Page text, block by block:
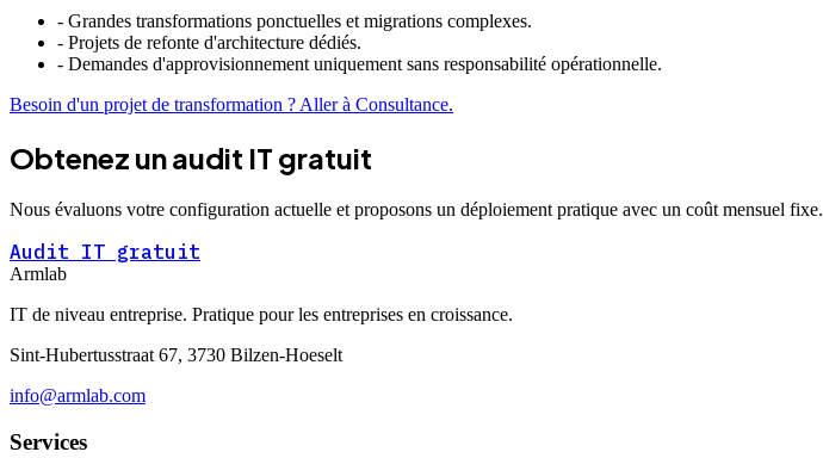
- Grandes transformations ponctuelles et migrations complexes.
- Projets de refonte d'architecture dédiés.
- Demandes d'approvisionnement uniquement sans responsabilité opérationnelle.
Besoin d'un projet de transformation ? Aller à Consultance.
Obtenez un audit IT gratuit
Nous évaluons votre configuration actuelle et proposons un déploiement pratique avec un coût mensuel fixe.
Audit IT gratuit
Armlab
IT de niveau entreprise. Pratique pour les entreprises en croissance.
Sint-Hubertusstraat 67, 3730 Bilzen-Hoeselt
info@armlab.com
Services